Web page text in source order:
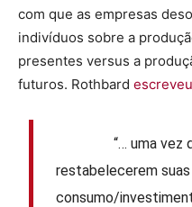
com que as empresas
indivíduos sobre a
presentes versus a
futuros. Rothbard escreveu
“… uma vez que
restabelecerem
consumo/